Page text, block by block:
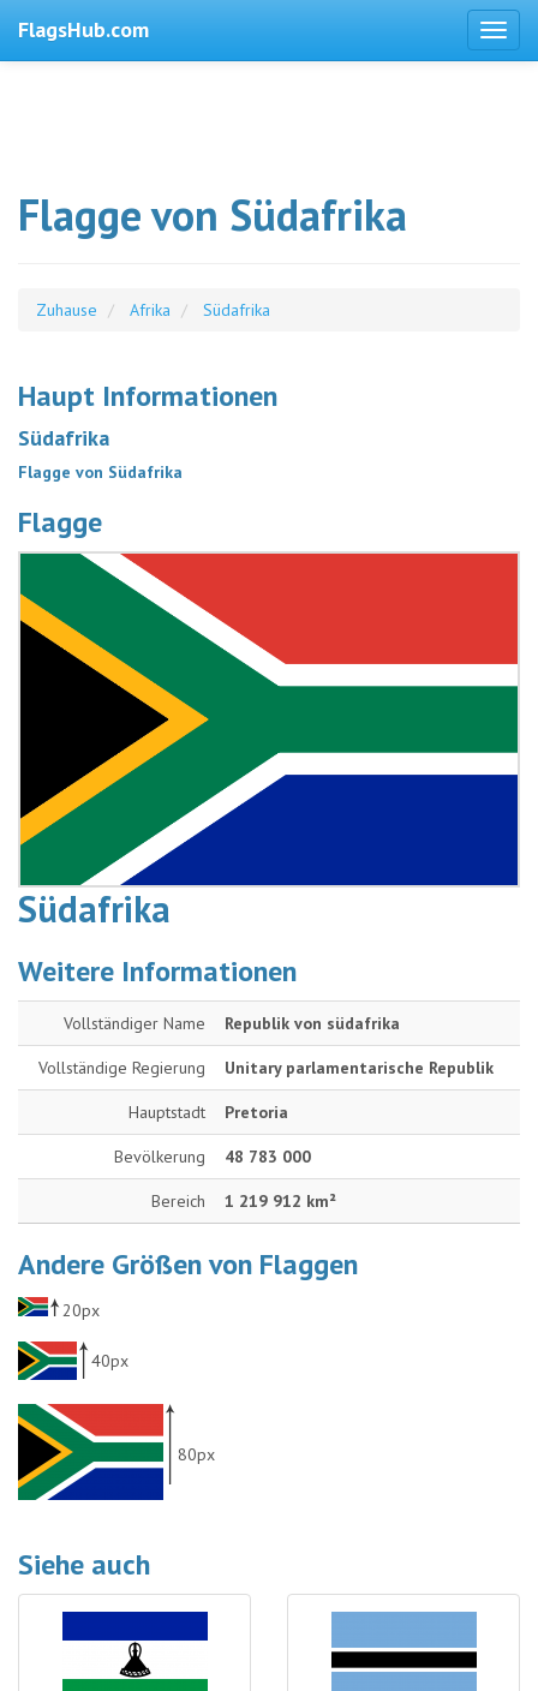
FlagsHub.com
Flagge von Südafrika
Zuhause Afrika Südafrika
Haupt Informationen
Südafrika
Flagge von Südafrika
Flagge
Südafrika
Weitere Informationen
Vollständiger Name Republik von südafrika
Vollständige Regierung Unitary parlamentarische Republik
Hauptstadt Pretoria
Bevölkerung 48 783 000
Bereich 1 219 912 km²
Andere Größen von Flaggen
20px
40px
80px
Siehe auch